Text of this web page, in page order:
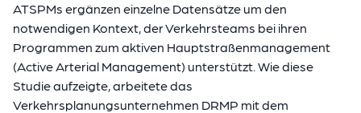
ATSPMs ergänzen einzelne Datensätze um den
notwendigen Kontext, der Verkehrsteams bei ihren
Programmen zum aktiven Hauptstraßenmanagement
(Active Arterial Management) unterstützt. Wie diese
Studie aufzeigte, arbeitete das
Verkehrsplanungsunternehmen DRMP mit dem